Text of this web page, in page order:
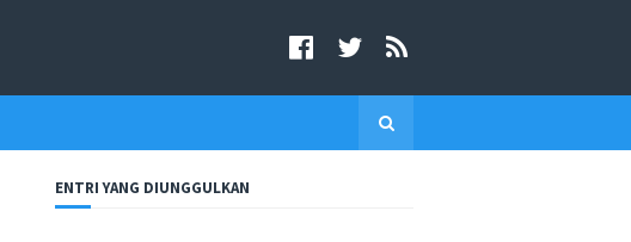
ENTRI YANG DIUNGGULKAN